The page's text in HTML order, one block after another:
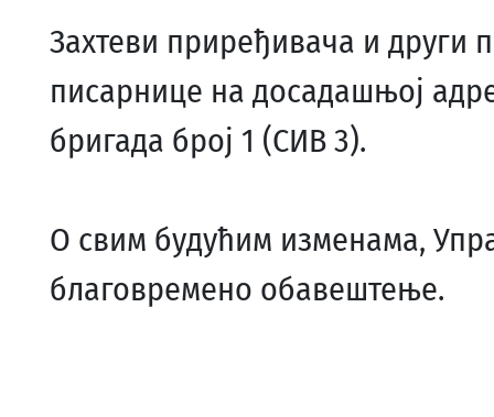
Захтеви приређивача и други
писарнице на досадашњој
бригада број 1 (СИВ 3).
О свим будућим изменама,
благовремено обавештење.